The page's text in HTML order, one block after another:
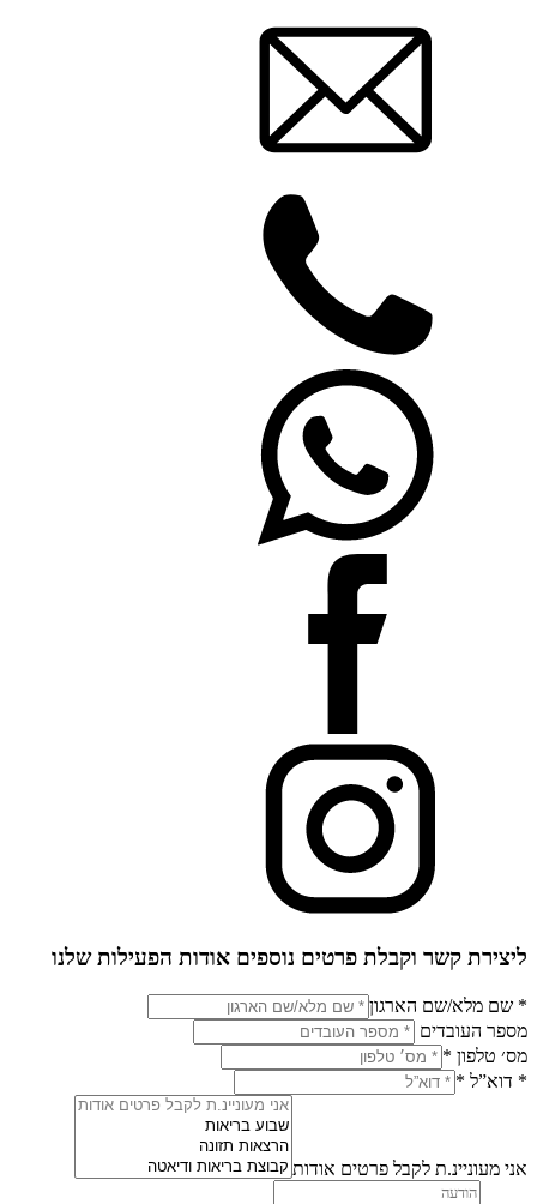
ליצירת קשר וקבלת פרטים נוספים אודות הפעילות שלנו
* שם מלא/שם הארגון
מספר העובדים
מס׳ טלפון *
* דוא”ל *
אני מעוניינ.ת לקבל פרטים אודות